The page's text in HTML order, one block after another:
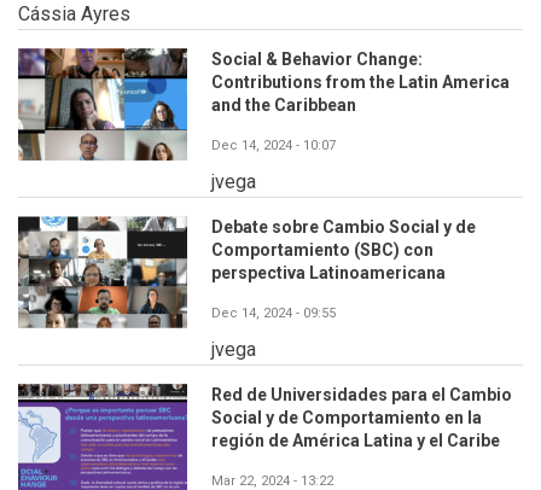
Cássia Ayres
Social & Behavior Change:
Contributions from the Latin America
and the Caribbean
Dec 14, 2024 - 10:07
jvega
Debate sobre Cambio Social y de
Comportamiento (SBC) con
perspectiva Latinoamericana
Dec 14, 2024 - 09:55
jvega
Red de Universidades para el Cambio
Social y de Comportamiento en la
región de América Latina y el Caribe
Mar 22, 2024 - 13:22